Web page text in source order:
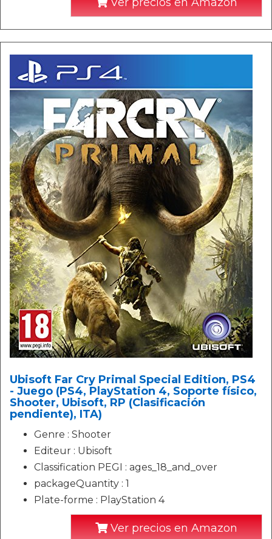
Ubisoft Far Cry Primal Special Edition, PS4
- Juego (PS4, PlayStation 4, Soporte físico,
Shooter, Ubisoft, RP (Clasificación
pendiente), ITA)
Genre : Shooter
Editeur : Ubisoft
Classification PEGI : ages_18_and_over
packageQuantity : 1
Plate-forme : PlayStation 4
Ver precios en Amazon